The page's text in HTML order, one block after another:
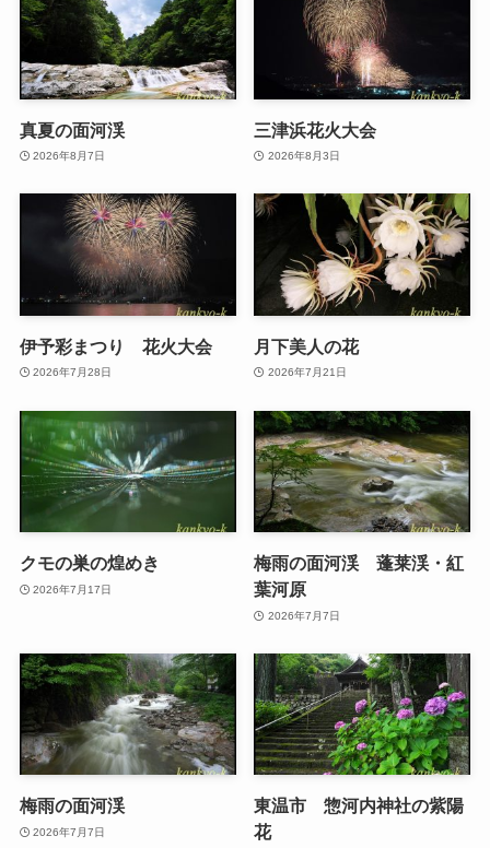
真夏の面河渓
2026年8月7日
三津浜花火大会
2026年8月3日
伊予彩まつり 花火大会
2026年7月28日
月下美人の花
2026年7月21日
クモの巣の煌めき
2026年7月17日
梅雨の面河渓 蓬莱渓・紅
葉河原
2026年7月7日
梅雨の面河渓
2026年7月7日
東温市 惣河内神社の紫陽
花